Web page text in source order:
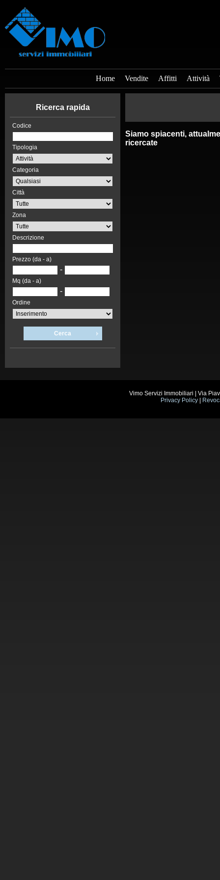
Home Vendite Affitti Attività
Ricerca rapida
Codice
Tipologia
Categoria
Città
Zona
Descrizione
Prezzo (da - a)
-
Mq (da - a)
-
Ordine
Cerca
Siamo spiacenti,
ricercate
Vimo Servizi Immobiliari | Via
Privacy Policy|